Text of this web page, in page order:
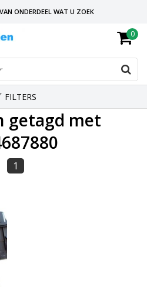
ONDERDEEL WAT U ZOEK
VANDAAG VERZONDEN
PEUGEOT
0
FILTERS
getagd met
1